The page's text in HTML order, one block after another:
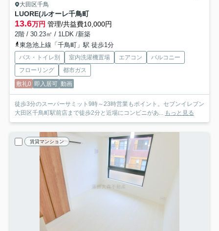
大田区千鳥
LUORE(ルオーレ千鳥町
13.6万円 管理/共益費10,000円
2階 / 30.23㎡ / 1LDK /新築
東急池上線「千鳥町」駅 徒歩1分
バス・トイレ別 室内洗濯機置場 エアコン
バルコニー
フローリング
都市ガス
敷礼0 即入居可 動画
徒歩3分のスーパーサミット9時～23時営業もポイント。セブンイレブン
大田区千鳥町駅前店まで徒歩2分と近場にコンビニがあ...
もっと見る
賃貸マンション